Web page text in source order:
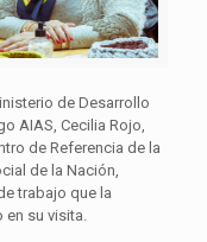
de Desarrollo
AIAS, Cecilia Rojo,
de Referencia de la
de la Nación,
trabajo que la
su visita.